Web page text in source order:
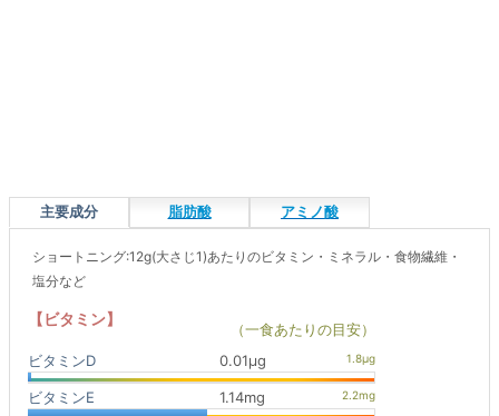
主要成分 脂肪酸 アミノ酸
ショートニング:12g(大さじ1)あたりのビタミン・ミネラル・食物繊維・
塩分など
【ビタミン】
（一食あたりの目安）
ビタミンD
0.01μg
ビタミンE 1.14mg